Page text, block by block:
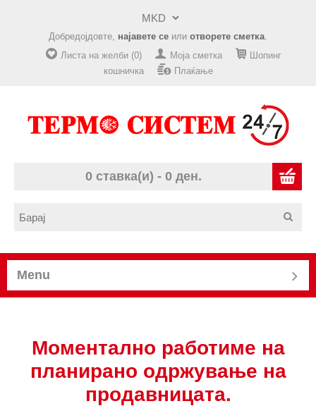
Добредојдовте, најавете се или отворете сметка.
Листа на желби (0)
Моја сметка
Шопинг
кошничка
Плаќање
0 ставка(и) - 0 ден.
Menu
Моментално работиме на
планирано одржување на
продавницата.